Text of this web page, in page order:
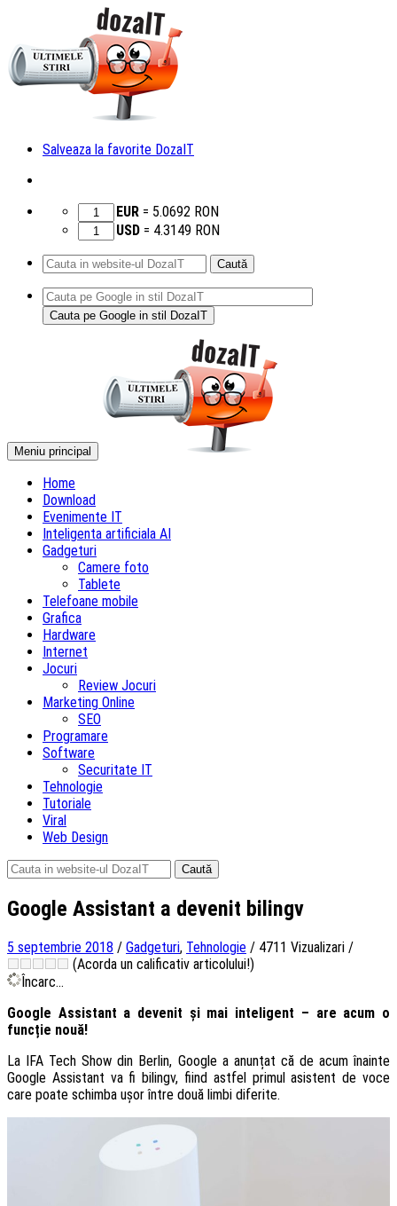
Salveaza la favorite DozaIT
EUR = 5.0692 RON
USD = 4.3149 RON
Caută
după:
Meniu principal
Home
Download
Evenimente IT
Inteligenta artificiala AI
Gadgeturi
Camere foto
Tablete
Telefoane mobile
Grafica
Hardware
Internet
Jocuri
Review Jocuri
Marketing Online
SEO
Programare
Software
Securitate IT
Tehnologie
Tutoriale
Viral
Web Design
Caută
după:
Google Assistant a devenit bilingv
5 septembrie 2018 / Gadgeturi, Tehnologie / 4711 Vizualizari /
(Acorda un calificativ articolului!)
Încarc...
Google Assistant a devenit și mai inteligent – are acum o
funcție nouă!
La IFA Tech Show din Berlin, Google a anunțat că de acum înainte
Google Assistant va fi bilingv, fiind astfel primul asistent de voce
care poate schimba ușor între două limbi diferite.